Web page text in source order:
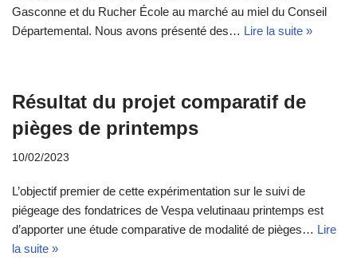
Gasconne et du Rucher École au marché au miel du Conseil
Départemental. Nous avons présenté des… Lire la suite »
Résultat du projet comparatif de
pièges de printemps
10/02/2023
L’objectif premier de cette expérimentation sur le suivi de
piégeage des fondatrices de Vespa velutinaau printemps est
d’apporter une étude comparative de modalité de pièges… Lire
la suite »